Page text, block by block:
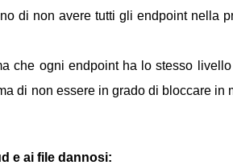
di non avere tutti gli endpoint nella
che ogni endpoint ha lo stesso
di non essere in grado di bloccare in
e ai file dannosi: